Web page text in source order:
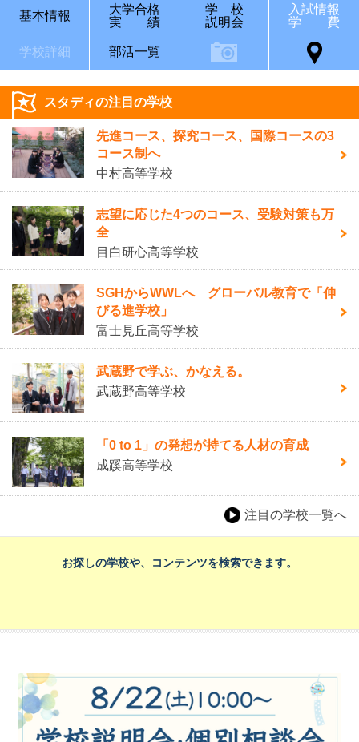
基本情報
大学合格
実 績
学 校
説明会
入試情報
学 費
学校詳細 部活一覧
スタディの注目の学校
先進コース、探究コース、国際コースの3
コース制へ
中村高等学校
志望に応じた4つのコース、受験対策も万
全
目白研心高等学校
SGHからWWLへ グローバル教育で「伸
びる進学校」
富士見丘高等学校
武蔵野で学ぶ、かなえる。
武蔵野高等学校
「0 to 1」の発想が持てる人材の育成
成蹊高等学校
注目の学校一覧へ
お探しの学校や、コンテンツを検索できます。